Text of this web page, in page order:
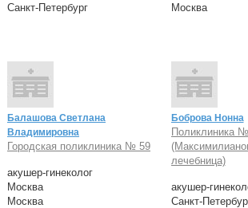
Санкт-Петербург
Москва
Балашова Светлана
Владимировна
Городская поликлиника № 59
акушер-гинеколог
Москва
Москва
Боброва Нонна
Поликлиника
лечебница)
акушер-
Санкт-